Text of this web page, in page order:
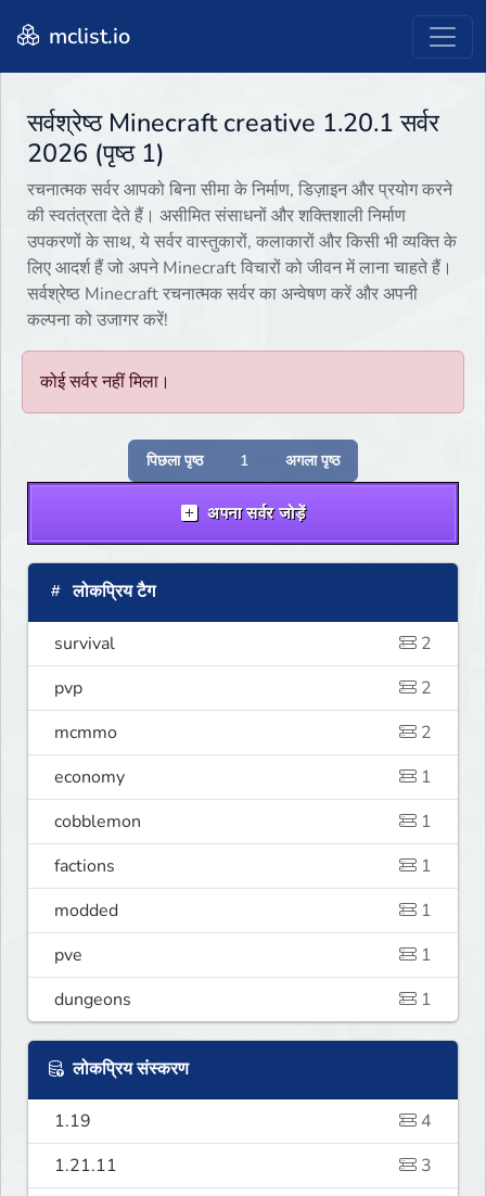
mclist.io
सर्वश्रेष्ठ Minecraft creative 1.20.1 सर्वर
2026 (पृष्ठ 1)
रचनात्मक सर्वर आपको बिना सीमा के निर्माण, डिज़ाइन और प्रयोग करने
की स्वतंत्रता देते हैं। असीमित संसाधनों और शक्तिशाली निर्माण
उपकरणों के साथ, ये सर्वर वास्तुकारों, कलाकारों और किसी भी व्यक्ति के
लिए आदर्श हैं जो अपने Minecraft विचारों को जीवन में लाना चाहते हैं।
सर्वश्रेष्ठ Minecraft रचनात्मक सर्वर का अन्वेषण करें और अपनी
कल्पना को उजागर करें!
कोई सर्वर नहीं मिला।
पिछला पृष्ठ 1 अगला पृष्ठ
अपना सर्वर जोड़ें
लोकप्रिय टैग
survival
2
pvp
2
mcmmo
2
economy
1
cobblemon
1
factions
1
modded
1
pve
1
dungeons
1
लोकप्रिय संस्करण
1.19
4
1.21.11
3